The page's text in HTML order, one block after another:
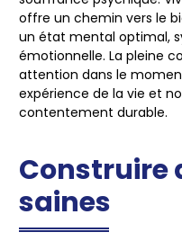
offre un chemin vers le
un état mental optimal,
émotionnelle. La pleine
attention dans le
expérience de la vie et
contentement durable.
Construire
saines